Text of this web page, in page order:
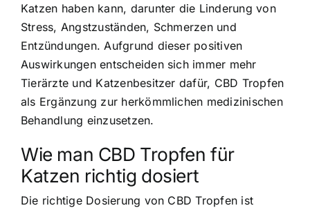
Katzen haben kann, darunter die Linderung von
Stress, Angstzuständen, Schmerzen und
Entzündungen. Aufgrund dieser positiven
Auswirkungen entscheiden sich immer mehr
Tierärzte und Katzenbesitzer dafür, CBD Tropfen
als Ergänzung zur herkömmlichen medizinischen
Behandlung einzusetzen.
Wie man CBD Tropfen für
Katzen richtig dosiert
Die richtige Dosierung von CBD Tropfen ist